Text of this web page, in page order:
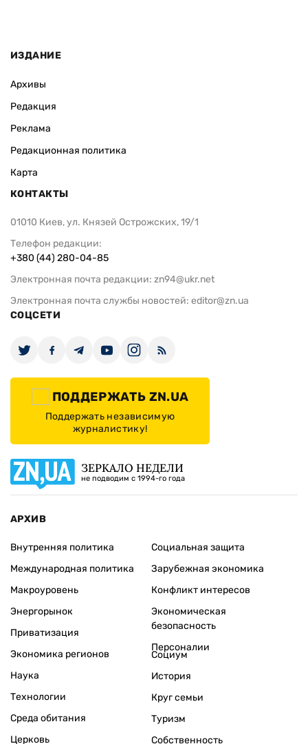
ИЗДАНИЕ
Архивы
Редакция
Реклама
Редакционная политика
Карта
КОНТАКТЫ
01010 Киев, ул. Князей Острожских, 19/1
Телефон редакции:
+380 (44) 280-04-85
Электронная почта редакции: zn94@ukr.net
Электронная почта службы новостей: editor@zn.ua
СОЦСЕТИ
ПОДДЕРЖАТЬ ZN.UA
Поддержать независимую
журналистику!
ЗЕРКАЛО НЕДЕЛИ
не подводим с 1994-го года
АРХИВ
Внутренняя политика
Международная политика
Макроуровень
Энергорынок
Приватизация
Экономика регионов
Социальная защита
Зарубежная экономика
Конфликт интересов
Экономическая
безопасность
Персоналии
Наука
Технологии
Среда обитания
Церковь
Социум
История
Круг семьи
Туризм
Собственность